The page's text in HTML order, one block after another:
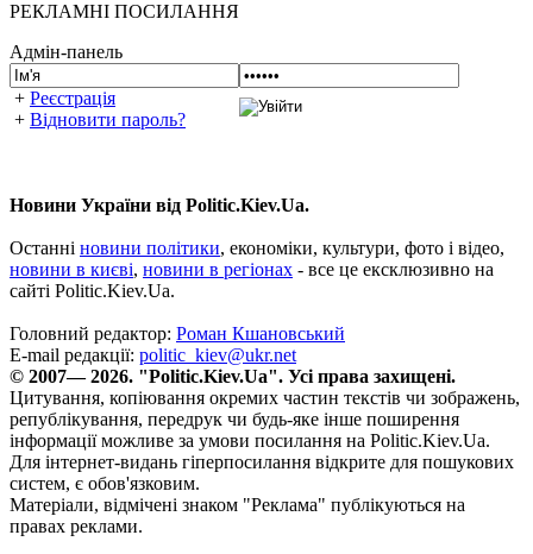
РЕКЛАМНІ ПОСИЛАННЯ
Адмін-панель
+ Реєстрація
+ Відновити пароль?
Новини України від Politic.Kiev.Ua.
Останні новини політики, економіки, культури, фото і відео,
новини в києві, новини в регіонах - все це ексклюзивно на
сайті Politic.Kiev.Ua.
Головний редактор: Роман Кшановський
E-mail редакції: politic_kiev@ukr.net
© 2007— 2026. "Politic.Kiev.Ua". Усі права захищені.
Цитування, копіювання окремих частин текстів чи зображень,
републікування, передрук чи будь-яке інше поширення
інформації можливе за умови посилання на Politic.Kiev.Ua.
Для інтернет-видань гіперпосилання відкрите для пошукових
систем, є обов'язковим.
Матеріали, відмічені знаком "Реклама" публікуються на
правах реклами.